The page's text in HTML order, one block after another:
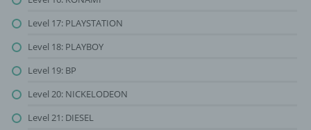
Level 17: PLAYSTATION
Level 18: PLAYBOY
Level 19: BP
Level 20: NICKELODEON
Level 21: DIESEL